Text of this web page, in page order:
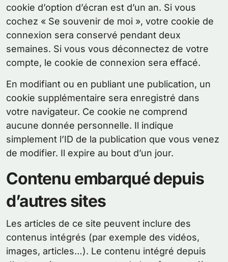
cookie d’option d’écran est d’un an. Si vous
cochez « Se souvenir de moi », votre cookie de
connexion sera conservé pendant deux
semaines. Si vous vous déconnectez de votre
compte, le cookie de connexion sera effacé.
En modifiant ou en publiant une publication, un
cookie supplémentaire sera enregistré dans
votre navigateur. Ce cookie ne comprend
aucune donnée personnelle. Il indique
simplement l’ID de la publication que vous venez
de modifier. Il expire au bout d’un jour.
Contenu embarqué depuis
d’autres sites
Les articles de ce site peuvent inclure des
contenus intégrés (par exemple des vidéos,
images, articles…). Le contenu intégré depuis